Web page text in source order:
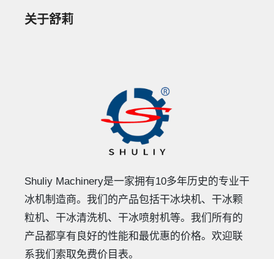
关于舒莉
Shuliy Machinery是一家拥有10多年历史的专业干
冰机制造商。我们的产品包括干冰块机、干冰颗
粒机、干冰清洗机、干冰喷射机等。我们所有的
产品都享有良好的性能和最优惠的价格。欢迎联
系我们索取免费价目表。